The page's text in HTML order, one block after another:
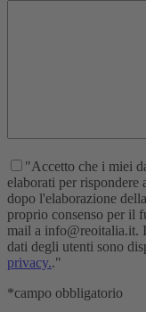
"Accetto che i miei
elaborati per rispondere
dopo l'elaborazione
proprio consenso per il
mail a info@reoitalia.it.
dati degli utenti sono
privacy.."
*campo obbligatorio